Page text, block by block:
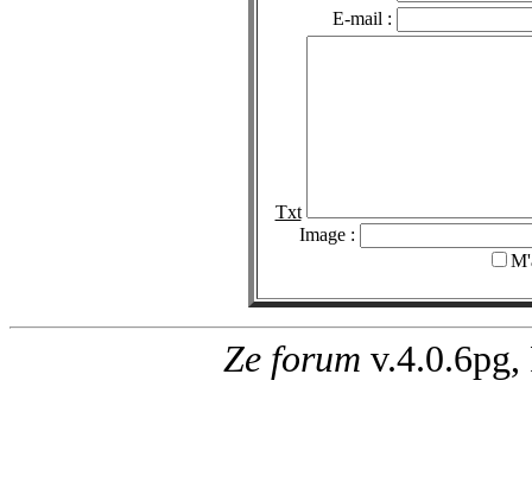
E-mail :
Txt
Image :
Ze forum